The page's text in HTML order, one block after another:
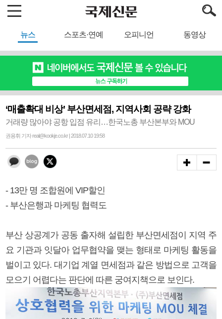
뉴스 스포츠·연예 오피니언 동영상
‘매출확대 비상’ 부산면세점, 지역사회 공략 강화
거래량 많아야 공항 입점 유리…한국노총 부산본부와 MOU
권용휘 기자 real@kookje.co.kr | 2018.07.10 19:58
- 13만 명 조합원에 VIP할인
- 부산은행과 마케팅 협력도
부산 상공계가 공동 출자해 설립한 부산면세점이 지역 주
요 기관과 잇달아 업무협약을 맺는 형태로 마케팅 활동을
벌이고 있다. 대기업 계열 면세점과 같은 방법으로 고객을
모으기 어렵다는 판단에 따른 궁여지책으로 보인다.